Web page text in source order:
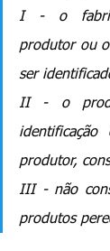
I - o
produtor ou
ser
II - o
produtor,
III - não
produtos